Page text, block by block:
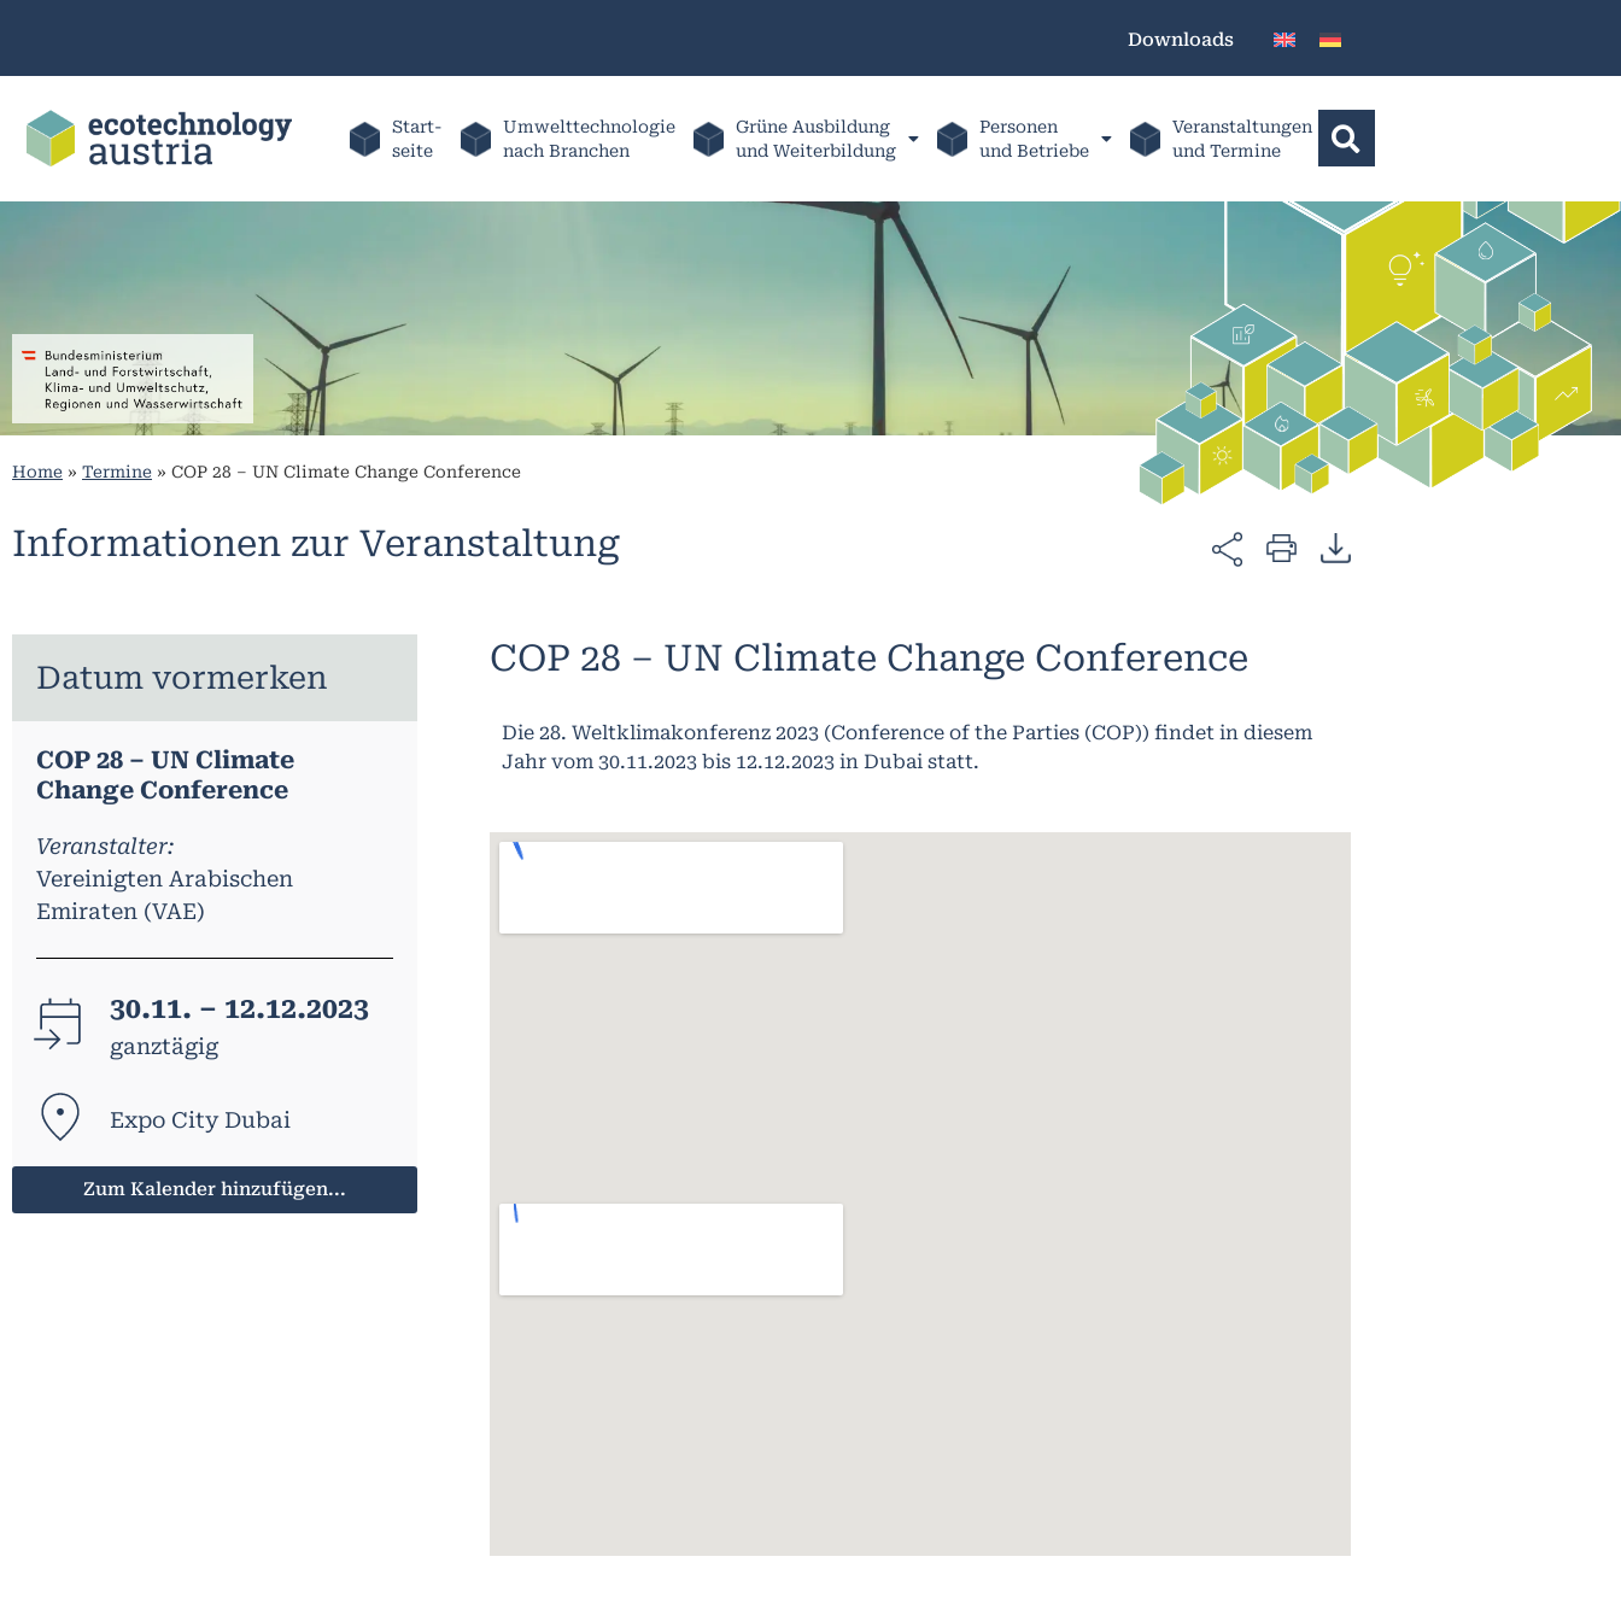
Downloads
Start-
seite
Umwelttechnologie
nach Branchen
Grüne Ausbildung
und Weiterbildung
Personen
und Betriebe
Veranstaltungen
und Termine
Home » Termine » COP 28 – UN Climate Change Conference
Informationen zur Veranstaltung
Datum vormerken
COP 28 – UN Climate
Change Conference
Veranstalter:
Vereinigten Arabischen
Emiraten (VAE)
30.11. – 12.12.2023
ganztägig
Expo City Dubai
Zum Kalender hinzufügen...
COP 28 – UN Climate Change Conference
Die 28. Weltklimakonferenz 2023 (Conference of the Parties (COP)) findet in diesem
Jahr vom 30.11.2023 bis 12.12.2023 in Dubai statt.